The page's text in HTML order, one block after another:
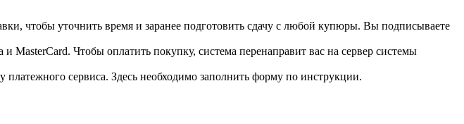
чтобы уточнить время и заранее подготовить сдачу с любой купюры. Вы подписываете
Чтобы оплатить покупку, система перенаправит вас на сервер системы
сервиса. Здесь необходимо заполнить форму по инструкции.